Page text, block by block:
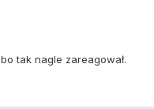
tak nagle zareagował.